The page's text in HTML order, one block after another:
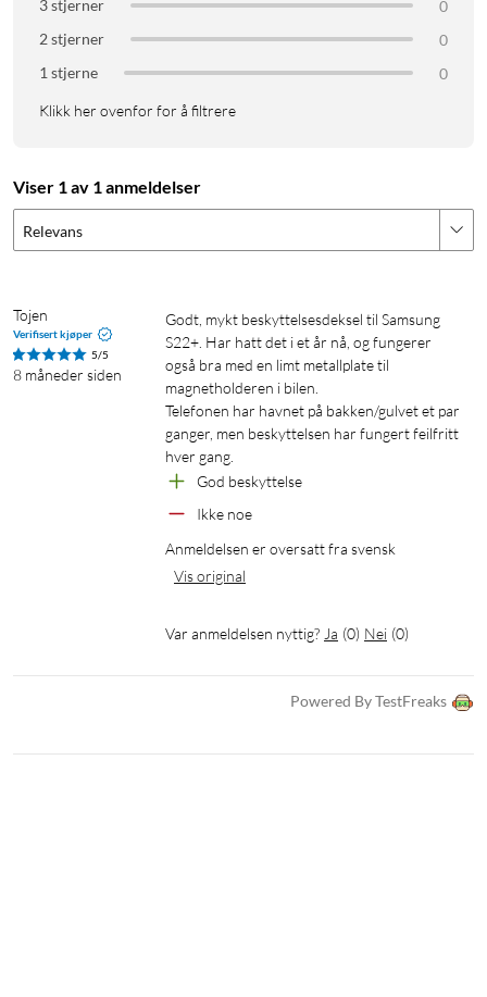
3 stjerner
0
2 stjerner
0
1 stjerne
0
Klikk her ovenfor for å filtrere
Viser 1 av 1 anmeldelser
Relevans
Tojen
Verifisert kjøper
5/5
8 måneder siden
Godt, mykt beskyttelsesdeksel til Samsung
S22+. Har hatt det i et år nå, og fungerer
også bra med en limt metallplate til
magnetholderen i bilen.
Telefonen har havnet på bakken/gulvet et par
ganger, men beskyttelsen har fungert feilfritt
hver gang.
God beskyttelse
Ikke noe
Anmeldelsen er oversatt fra svensk
Vis original
Var anmeldelsen nyttig? Ja (0) Nei (0)
Powered By TestFreaks